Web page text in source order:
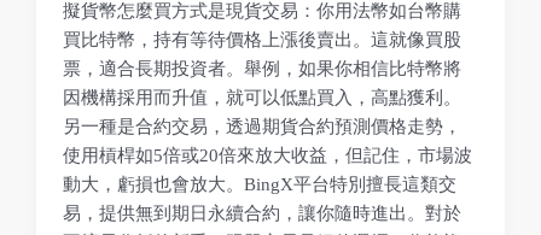
擬貨幣怎麼買方式是現貨交易：你用法幣如台幣購
買比特幣，持有等待價格上漲後賣出。這就像買股
票，適合長期投資者。舉例，如果你相信比特幣將
因機構採用而升值，就可以低點買入，高點獲利。
另一種是合約交易，透過期貨合約預測價格走勢，
使用槓桿如5倍或20倍來放大收益，但記住，市場波
動大，虧損也會放大。BingX平台特別擅長這類交
易，提供無到期日永續合約，讓你隨時進出。對於